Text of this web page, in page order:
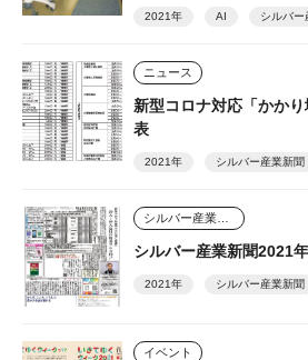
2021年 AI シルバー
ニュース
新型コロナ対応「かか
表
2021年 シルバー産業新聞
シルバー産業新聞2021
2021年 シルバー産業新聞
イベント